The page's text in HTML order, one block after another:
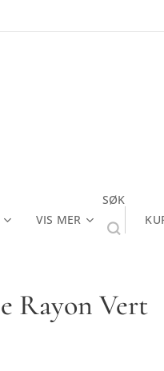
VIS MER
SØK
Rayon Vert